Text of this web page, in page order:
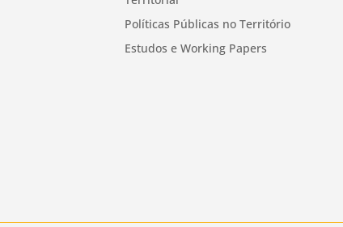
Políticas Públicas no Território
Estudos e Working Papers